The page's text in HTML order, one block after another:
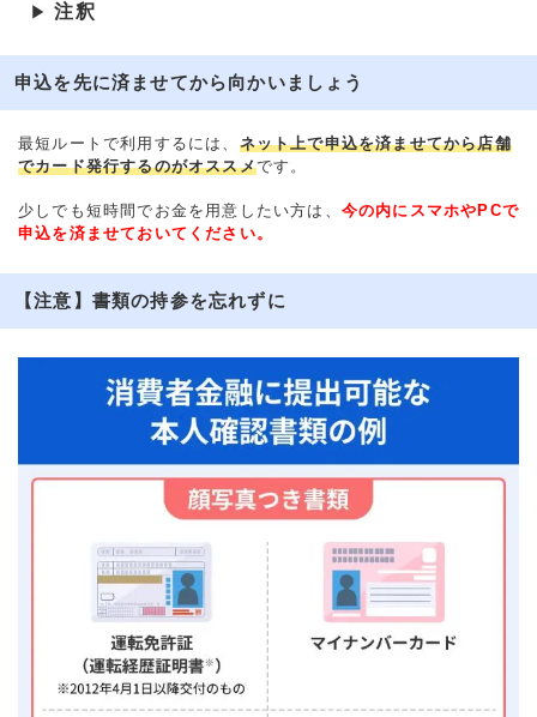
▶ 注釈
申込を先に済ませてから向かいましょう
最短ルートで利用するには、 ネット上で申込を済ませてから店舗
でカード発行するのがオススメです。
少しでも短時間でお金を用意したい方は、 今の内にスマホやPCで
申込を済ませておいてください。
【注意】書類の持参を忘れずに